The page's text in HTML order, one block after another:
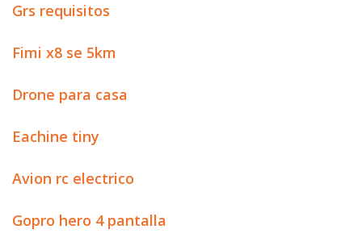
Grs requisitos
Fimi x8 se 5km
Drone para casa
Eachine tiny
Avion rc electrico
Gopro hero 4 pantalla